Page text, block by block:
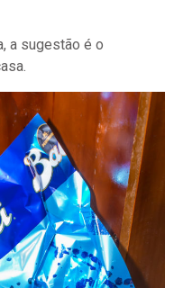
a sugestão é o